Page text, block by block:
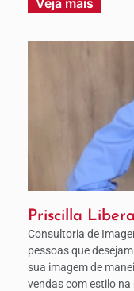
Veja mais
Priscilla
Consultoria de
pessoas que
sua imagem de
vendas com estilo